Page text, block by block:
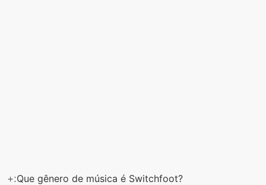
+:Que gênero de música é Switchfoot?